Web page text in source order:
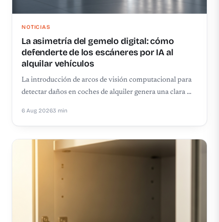
NOTICIAS
La asimetría del gemelo digital: cómo
defenderte de los escáneres por IA al
alquilar vehículos
La introducción de arcos de visión computacional para
detectar daños en coches de alquiler genera una clara …
6 Aug 20263 min